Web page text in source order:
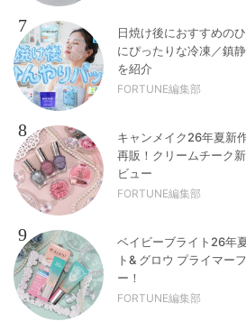
7
日焼け後におすすめの
にぴったりな冷凍／鎮
を紹介
FORTUNE編集部
8
キャンメイク26年夏新
再販！クリームチーク
ビュー
FORTUNE編集部
9
ベイビーブライト26年
ト& グロウ プライマー
ー！
FORTUNE編集部